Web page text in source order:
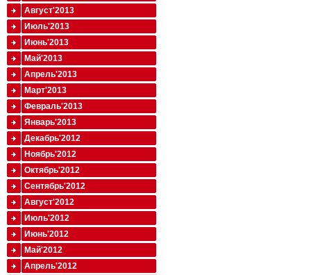
Август'2013
Июль'2013
Июнь'2013
Май'2013
Апрель'2013
Март'2013
Февраль'2013
Январь'2013
Декабрь'2012
Ноябрь'2012
Октябрь'2012
Сентябрь'2012
Август'2012
Июль'2012
Июнь'2012
Май'2012
Апрель'2012